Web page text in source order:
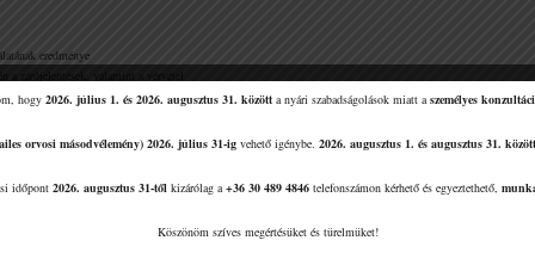
eredménye
a zárójelentések, valamint a vérvétel
banki átutalással vagy bankszámlára történő készpénz befizetéssel lehetséges.
legyen szíves átutalni/befizetni az alább megjelölt CIB
hogy 2026. július 1. és 2026. augusztus 31. közötta nyári szabadságolások miatt aszemélyes
orvosi másodvélemény) 2026. július 31-ig vehető igénybe. 2026. augusztus 1. és augusztus 31. között
időpont 2026. augusztus 31-tőlkizárólag a+36 30 489 4846telefonszámon kérhető és egyeztethető,
Köszönöm szíves megértésüket és türelmüket!